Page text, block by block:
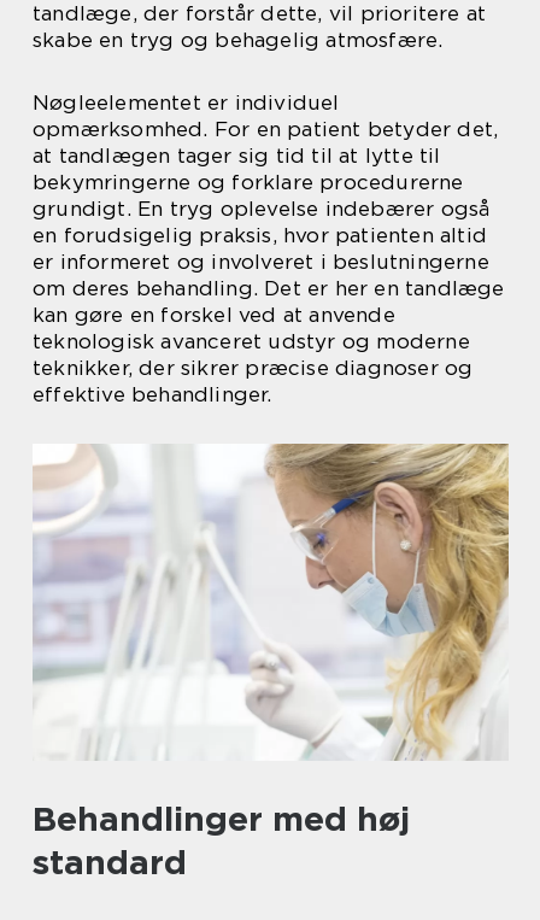
tandlæge, der forstår dette, vil prioritere at
skabe en tryg og behagelig atmosfære.
Nøgleelementet er individuel
opmærksomhed. For en patient betyder det,
at tandlægen tager sig tid til at lytte til
bekymringerne og forklare procedurerne
grundigt. En tryg oplevelse indebærer også
en forudsigelig praksis, hvor patienten altid
er informeret og involveret i beslutningerne
om deres behandling. Det er her en tandlæge
kan gøre en forskel ved at anvende
teknologisk avanceret udstyr og moderne
teknikker, der sikrer præcise diagnoser og
effektive behandlinger.
Behandlinger med høj
standard